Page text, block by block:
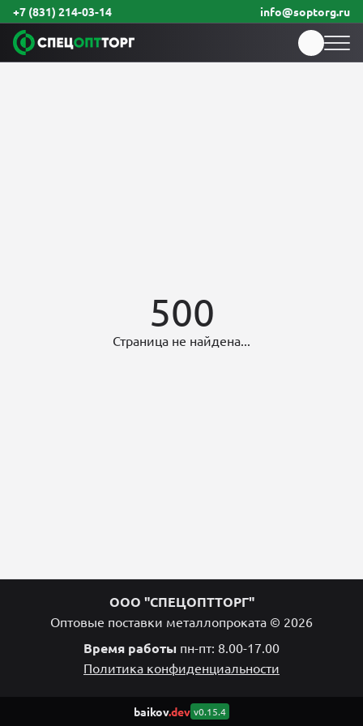
+7 (831) 214-03-14 info@soptorg.ru
500
Страница не найдена...
ООО "СПЕЦОПТТОРГ"
Оптовые поставки металлопроката © 2026
Время работы пн-пт: 8.00-17.00
Политика конфиденциальности
baikov.dev v0.15.4